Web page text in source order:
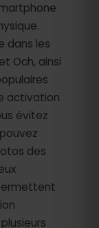
dans les
Och, ainsi
activation
évitez
des